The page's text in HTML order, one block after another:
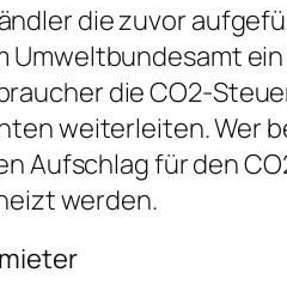
die zuvor
Umweltbundesamt
die CO2-
weiterleiten. Wer
Aufschlag für den
werden.